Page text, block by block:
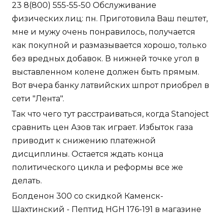
23 8(800) 555-55-50 Обслуживание
физических лиц: пн. Приготовила Ваш пештет,
мне и мужу очень понравилось, получается
как покупной и размазывается хорошо, только
без вредных добавок. В нижней точке угол в
выставленном колене должен быть прямым.
Вот вчера банку латвийских шпрот приобрел в
сети "Лента".
Так что чего тут расстраиваться, когда Stanoject
сравнить цен Азов так играет. Избыток газа
приводит к снижению платежной
дисциплины. Остается ждать конца
политического цикла и реформы все же
делать.
Болденон 300 со скидкой Каменск-
Шахтинский - Пептид HGH 176-191 в магазине